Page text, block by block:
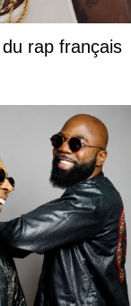
rap français